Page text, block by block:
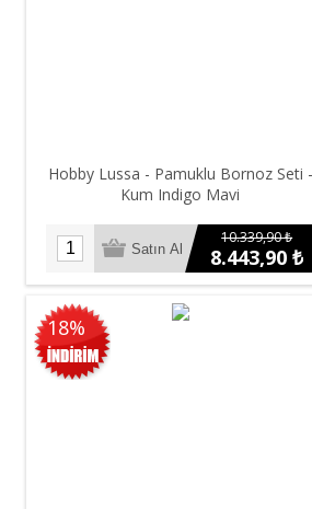
Hobby Lussa - Pamuklu Bornoz Seti -
Kum Indigo Mavi
10.339,90 ₺
8.443,90 ₺
18%